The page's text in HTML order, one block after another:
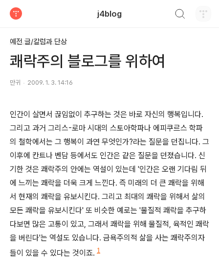
j4blog
예전 글/칼럼과 단상
쾌락주의 블로그를 위하여
만귀 2009. 1. 3. 14:16
인간이 살면서 끊임없이 추구하는 것은 바로 자신의 행복입니다.
그리고 과거 그리스-로마 시대의 스토아학파나 에피쿠르스 학파
의 철학에서는 그 행복이 과연 무엇인가?라는 질문을 던집니다. 그
이후에 칸트나 벤담 등에서도 인간은 같은 질문을 던졌습니다. 신
기한 것은 쾌락주의 안에는 역설이 있는데 '인간은 오랜 기다림 뒤
에 느끼는 쾌락을 더욱 크게 느낀다. 즉 미래의 더 큰 쾌락을 위해
서 현재의 쾌락을 유보시킨다. 그리고 최대의 쾌락을 위해서 삶의
모든 쾌락을 유보시킨다' 또 비슷한 예로는 '물질적 쾌락을 추구하
다보면 많은 고통이 있고, 그래서 쾌락을 위해 물질적, 육적인 쾌락
을 버린다'는 역설도 있습니다. 금욕주의적 삶을 사는 쾌락주의자
들이 있을 수 있다는 것이죠. 1